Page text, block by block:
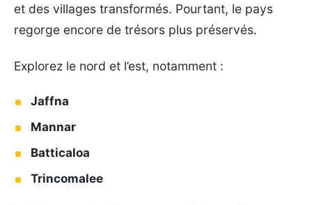
et des villages transformés. Pourtant, le pays
regorge encore de trésors plus préservés.
Explorez le nord et l’est, notamment :
Jaffna
Mannar
Batticaloa
Trincomalee